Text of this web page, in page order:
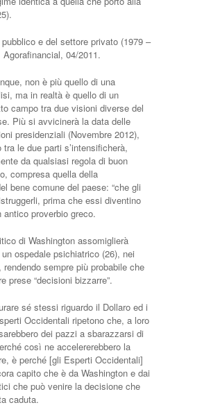
e del settore privato (1979 –
04/2011.
non è più quello di una
ma in realtà è quello di un
campo tra due visioni diverse del
Più si avvicinerà la data delle
presidenziali (Novembre 2012),
le due parti s’intensificherà,
da qualsiasi regola di buon
compresa quella della
bene comune del paese: “che gli
prima che essi diventino
antico proverbio greco.
di Washington assomiglierà
ospedale psichiatrico (26), nei
sempre più probabile che
prese “decisioni bizzarre”.
sé stessi riguardo il Dollaro ed i
Occidentali ripetono che, a loro
dei pazzi a sbarazzarsi di
così ne accelererebbero la
è perché [gli Esperti Occidentali]
capito che è da Washington e dai
che può venire la decisione che
caduta.